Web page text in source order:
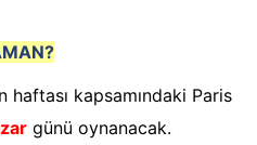
haftası kapsamındaki Paris
günü oynanacak.